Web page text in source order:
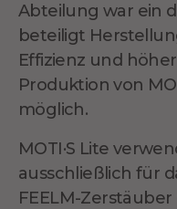
Abteilung war ein
beteiligt
Effizienz und höher
Produktion von
möglich.
MOTI·S Lite
ausschließlich für
FEELM-Zerstäuber